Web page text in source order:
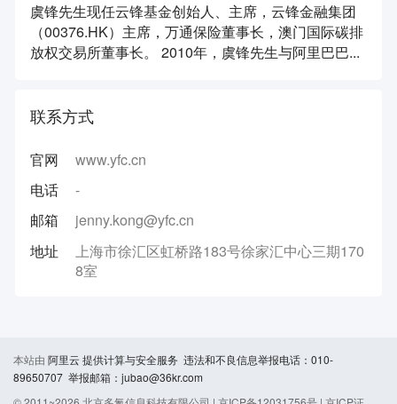
虞锋先生现任云锋基金创始人、主席，云锋金融集团
（00376.HK）主席，万通保险董事长，澳门国际碳排
放权交易所董事长。 2010年，虞锋先生与阿里巴巴...
联系方式
官网
www.yfc.cn
电话
-
邮箱
jenny.kong@yfc.cn
地址
上海市徐汇区虹桥路183号徐家汇中心三期170
8室
本站由 阿里云 提供计算与安全服务 违法和不良信息举报电话：010-
89650707 举报邮箱：jubao@36kr.com